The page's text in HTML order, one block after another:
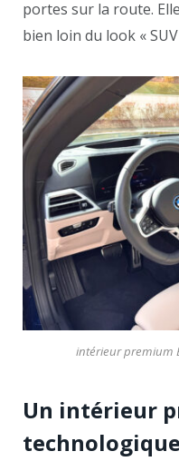
portes sur la route.
bien loin du look «
intérieur premium
Un intérieur
technologique